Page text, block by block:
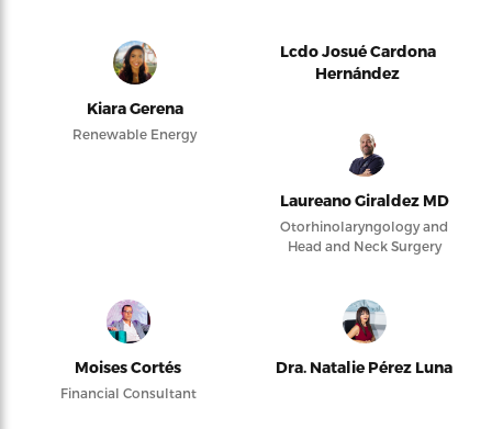
Kiara Gerena
Renewable Energy
Lcdo Josué Cardona
Hernández
Laureano Giraldez MD
Otorhinolaryngology and
Head and Neck Surgery
Moises Cortés
Financial Consultant
Dra. Natalie Pérez Luna